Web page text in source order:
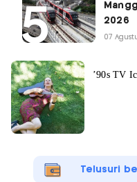
2026
07
Telusuri